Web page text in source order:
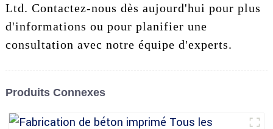
Ltd. Contactez-nous dès aujourd'hui pour plus
d'informations ou pour planifier une
consultation avec notre équipe d'experts.
Produits Connexes